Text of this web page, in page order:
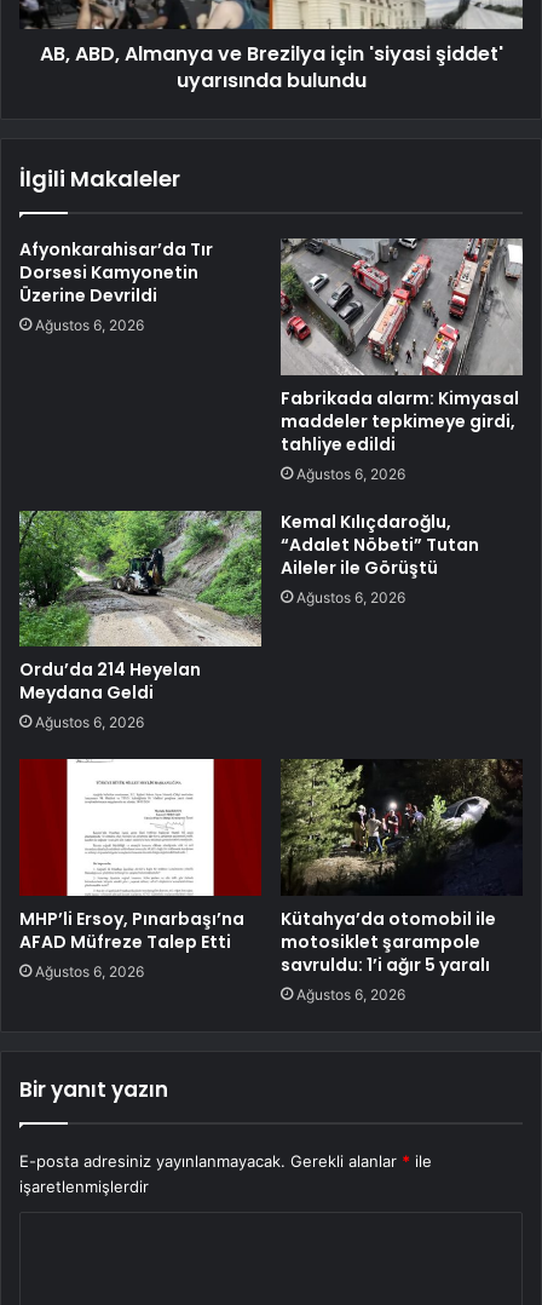
AB, ABD, Almanya ve Brezilya için 'siyasi şiddet'
uyarısında bulundu
İlgili Makaleler
Afyonkarahisar’da Tır
Dorsesi Kamyonetin
Üzerine Devrildi
Ağustos 6, 2026
Fabrikada alarm: Kimyasal
maddeler tepkimeye girdi,
tahliye edildi
Ağustos 6, 2026
Ordu’da 214 Heyelan
Meydana Geldi
Ağustos 6, 2026
Kemal Kılıçdaroğlu,
“Adalet Nöbeti” Tutan
Aileler ile Görüştü
Ağustos 6, 2026
MHP’li Ersoy, Pınarbaşı’na
AFAD Müfreze Talep Etti
Ağustos 6, 2026
Kütahya’da otomobil ile
motosiklet şarampole
savruldu: 1’i ağır 5 yaralı
Ağustos 6, 2026
Bir yanıt yazın
E-posta adresiniz yayınlanmayacak. Gerekli alanlar * ile
işaretlenmişlerdir